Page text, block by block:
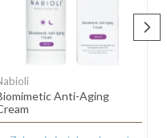
Anti-Aging